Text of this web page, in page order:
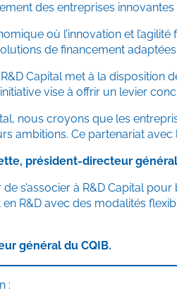
des entreprises
où l’innovation et
de financement
Capital met à la
vise à offrir un levier
nous croyons que les
ambitions. Ce partenariat
président-directeur
de s’associer à R&D Capital
en R&D avec des modalités
général du CQIB.
: